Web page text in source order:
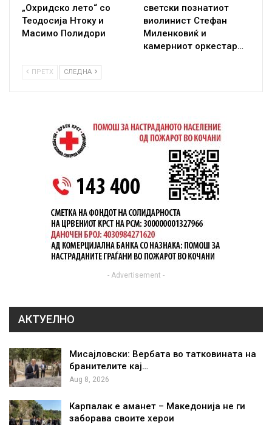
„Охридско лето“ со
Теодосија Нтоку и
Масимо Полидори
светски познатиот
виолинист Стефан
Миленковиќ и
камерниот оркестар…
ПРЕТХ СЛЕДНА
- Advertisement -
АКТУЕЛНО
Мисајловски: Вербата во татковината на
бранителите кај…
Aug 8, 2026
Карпалак е аманет – Македонија не ги
заборава своите херои